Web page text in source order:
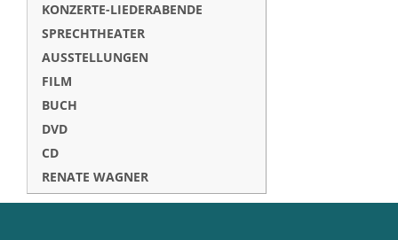
KONZERTE-LIEDERABENDE
SPRECHTHEATER
AUSSTELLUNGEN
FILM
BUCH
DVD
CD
RENATE WAGNER